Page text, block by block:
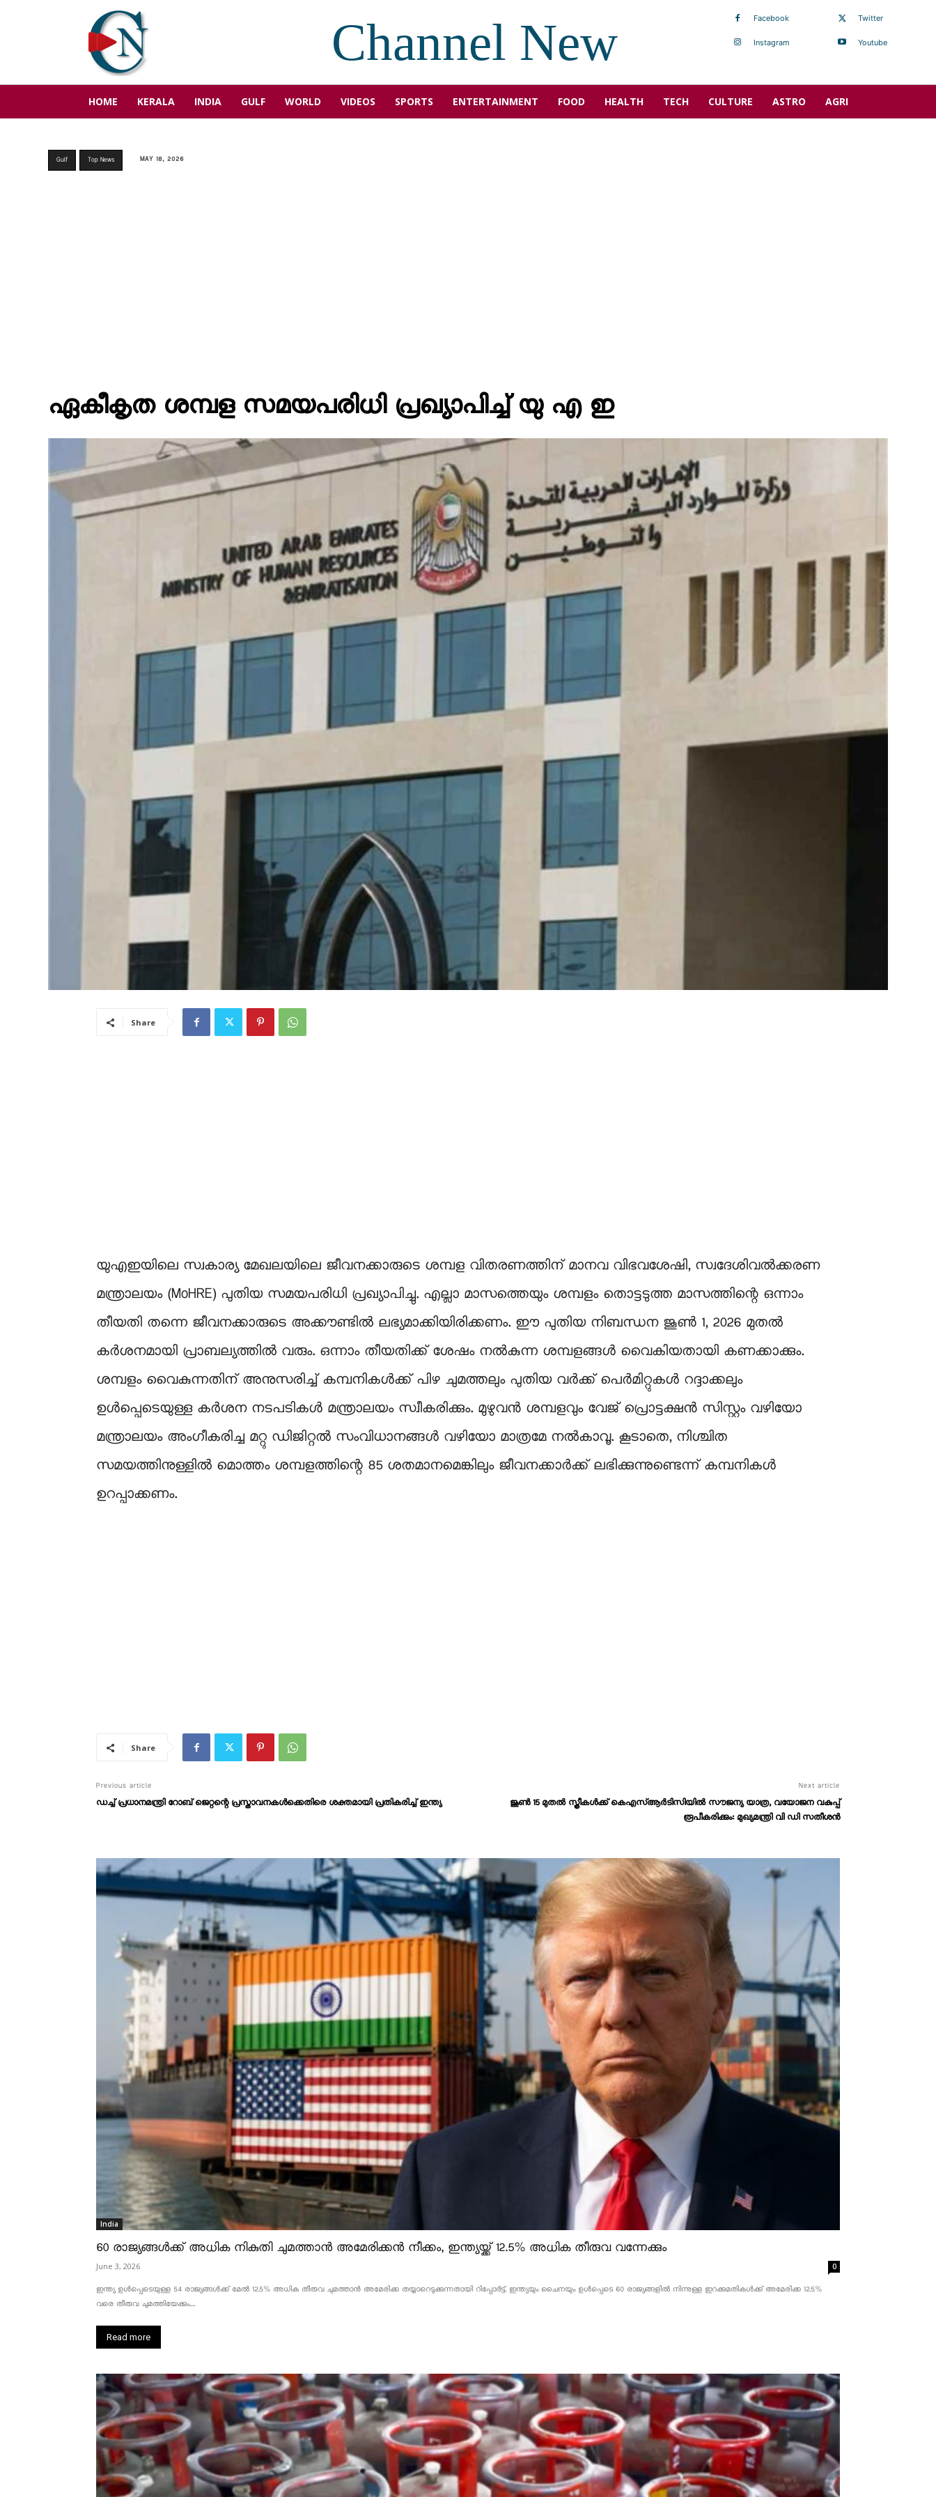
Channel New Facebook
Instagram
Twitter
Youtube
HOME KERALA INDIA GULF WORLD VIDEOS SPORTS ENTERTAINMENT FOOD HEALTH TECH CULTURE ASTRO AGRI
Gulf Top News MAY 18, 2026
ഏകീകൃത ശമ്പള സമയപരിധി പ്രഖ്യാപിച്ച് യു എ ഇ
Share
യുഎഇയിലെ സ്വകാര്യ മേഖലയിലെ ജീവനക്കാരുടെ ശമ്പള വിതരണത്തിന് മാനവ വിഭവശേഷി, സ്വദേശിവൽക്കരണ
മന്ത്രാലയം (MoHRE) പുതിയ സമയപരിധി പ്രഖ്യാപിച്ചു. എല്ലാ മാസത്തെയും ശമ്പളം തൊട്ടടുത്ത മാസത്തിന്റെ ഒന്നാം
തീയതി തന്നെ ജീവനക്കാരുടെ അക്കൗണ്ടിൽ ലഭ്യമാക്കിയിരിക്കണം. ഈ പുതിയ നിബന്ധന ജൂൺ 1, 2026 മുതൽ
കർശനമായി പ്രാബല്യത്തിൽ വരും. ഒന്നാം തീയതിക്ക് ശേഷം നൽകുന്ന ശമ്പളങ്ങൾ വൈകിയതായി കണക്കാക്കും.
ശമ്പളം വൈകുന്നതിന് അനുസരിച്ച് കമ്പനികൾക്ക് പിഴ ചുമത്തലും പുതിയ വർക്ക് പെർമിറ്റുകൾ റദ്ദാക്കലും
ഉൾപ്പെടെയുള്ള കർശന നടപടികൾ മന്ത്രാലയം സ്വീകരിക്കും. മുഴുവൻ ശമ്പളവും വേജ് പ്രൊട്ടക്ഷൻ സിസ്റ്റം വഴിയോ
മന്ത്രാലയം അംഗീകരിച്ച മറ്റു ഡിജിറ്റൽ സംവിധാനങ്ങൾ വഴിയോ മാത്രമേ നൽകാവൂ. കൂടാതെ, നിശ്ചിത
സമയത്തിനുള്ളിൽ മൊത്തം ശമ്പളത്തിന്റെ 85 ശതമാനമെങ്കിലും ജീവനക്കാർക്ക് ലഭിക്കുന്നുണ്ടെന്ന് കമ്പനികൾ
ഉറപ്പാക്കണം.
Share
Previous article
ഡച്ച് പ്രധാനമന്ത്രി റോബ് ജെറ്റന്റെ പ്രസ്താവനകൾക്കെതിരെ ശക്തമായി പ്രതികരിച്ച് ഇന്ത്യ
Next article
ജൂൺ 15 മുതൽ സ്ത്രീകൾക്ക് കെഎസ്ആർടിസിയിൽ സൗജന്യ യാത്ര, വയോജന വകുപ്പ്
രൂപീകരിക്കും: മുഖ്യമന്ത്രി വി ഡി സതീശൻ
India
60 രാജ്യങ്ങൾക്ക് അധിക നികുതി ചുമത്താൻ അമേരിക്കൻ നീക്കം, ഇന്ത്യയ്ക്ക് 12.5% അധിക തീരുവ വന്നേക്കും
June 3, 2026 0
ഇന്ത്യ ഉൾപ്പെടെയുള്ള 54 രാജ്യങ്ങൾക്ക് മേൽ 12.5% അധിക തീരുവ ചുമത്താൻ അമേരിക്ക തയ്യാറെടുക്കുന്നതായി റിപ്പോർട്ട്. ഇന്ത്യയും ചൈനയും ഉൾപ്പെടെ 60 രാജ്യങ്ങളിൽ നിന്നുള്ള ഇറക്കുമതികൾക്ക് അമേരിക്ക 12.5% ​​
വരെ തീരുവ ചുമത്തിയേക്കും....
Read more